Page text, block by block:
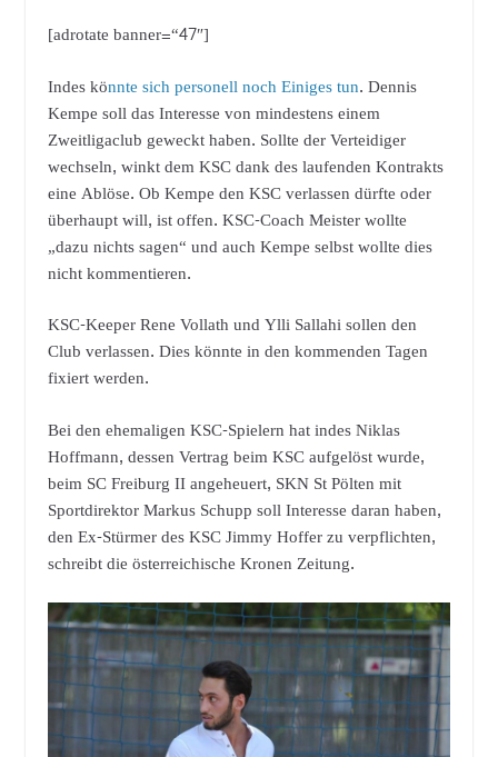
[adrotate banner=“47″]
Indes könnte sich personell noch Einiges tun. Dennis
Kempe soll das Interesse von mindestens einem
Zweitligaclub geweckt haben. Sollte der Verteidiger
wechseln, winkt dem KSC dank des laufenden Kontrakts
eine Ablöse. Ob Kempe den KSC verlassen dürfte oder
überhaupt will, ist offen. KSC-Coach Meister wollte
„dazu nichts sagen“ und auch Kempe selbst wollte dies
nicht kommentieren.
KSC-Keeper Rene Vollath und Ylli Sallahi sollen den
Club verlassen. Dies könnte in den kommenden Tagen
fixiert werden.
Bei den ehemaligen KSC-Spielern hat indes Niklas
Hoffmann, dessen Vertrag beim KSC aufgelöst wurde,
beim SC Freiburg II angeheuert, SKN St Pölten mit
Sportdirektor Markus Schupp soll Interesse daran haben,
den Ex-Stürmer des KSC Jimmy Hoffer zu verpflichten,
schreibt die österreichische Kronen Zeitung.